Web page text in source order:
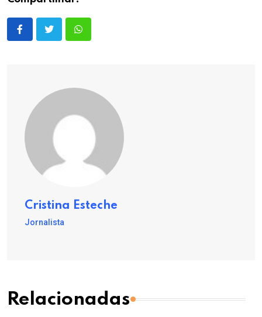
Cristina Esteche
Jornalista
Relacionadas